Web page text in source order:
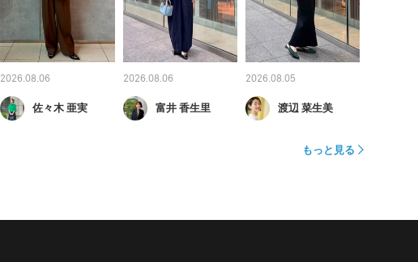
2026.08.06
佐々木 亜実
2026.08.06
富井 香生里
2026.08.05
渡辺 菜生美
もっと見る